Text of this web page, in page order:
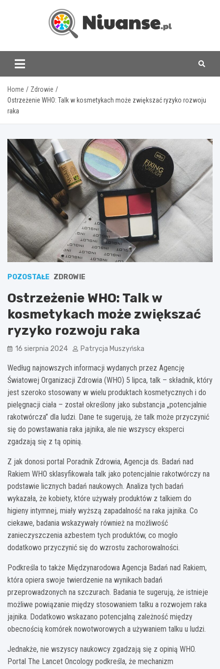
www.niuanse.pl
Home
Zdrowie
Ostrzeżenie WHO: Talk w kosmetykach może zwiększać ryzyko rozwoju
raka
POZOSTAŁE ZDROWIE
Ostrzeżenie WHO: Talk w
kosmetykach może zwiększać
ryzyko rozwoju raka
16 sierpnia 2024 Patrycja Muszyńska
Według najnowszych informacji wydanych przez Agencję
Światowej Organizacji Zdrowia (WHO) 5 lipca, talk – składnik, który
jest szeroko stosowany w wielu produktach kosmetycznych i do
pielęgnacji ciała – został określony jako substancja „potencjalnie
rakotwórcza” dla ludzi. Dane te sugerują, że talk może przyczynić
się do powstawania raka jajnika, ale nie wszyscy eksperci
zgadzają się z tą opinią.
Z jak donosi portal Poradnik Zdrowia, Agencja ds. Badań nad
Rakiem WHO sklasyfikowała talk jako potencjalnie rakotwórczy na
podstawie licznych badań naukowych. Analiza tych badań
wykazała, że kobiety, które używały produktów z talkiem do
higieny intymnej, miały wyższą zapadalność na raka jajnika. Co
ciekawe, badania wskazywały również na możliwość
zanieczyszczenia azbestem tych produktów, co mogło
dodatkowo przyczynić się do wzrostu zachorowalności.
Podkreśla to także Międzynarodowa Agencja Badań nad Rakiem,
która opiera swoje twierdzenie na wynikach badań
przeprowadzonych na szczurach. Badania te sugerują, że istnieje
możliwe powiązanie między stosowaniem talku a rozwojem raka
jajnika. Dodatkowo wskazano potencjalną zależność między
obecnością komórek nowotworowych a używaniem talku u ludzi.
Jednakże, nie wszyscy naukowcy zgadzają się z opinią WHO.
Portal The Lancet Oncology podkreśla, że mechanizm